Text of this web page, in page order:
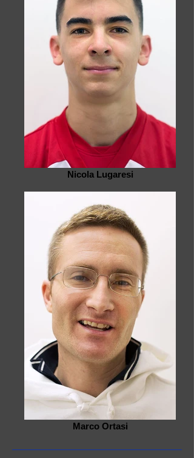
Nicola Lugaresi
Marco Ortasi